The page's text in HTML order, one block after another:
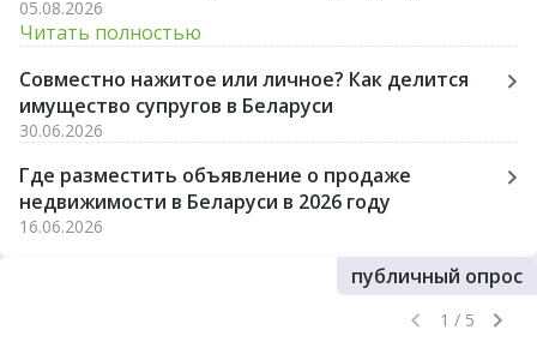
лишних стрессов и разочарований.
05.08.2026
Читать полностью
Совместно нажитое или личное? Как делится
имущество супругов в Беларуси
30.06.2026
Где разместить объявление о продаже
недвижимости в Беларуси в 2026 году
16.06.2026
публичный опрос
1 / 5